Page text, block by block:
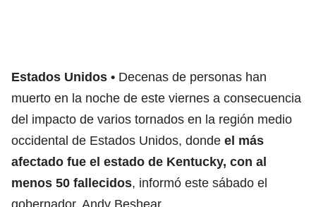
Estados Unidos
Decenas de personas han
muerto en la noche de este viernes a consecuencia
del impacto de varios tornados en la región medio
occidental de Estados Unidos, donde el más
afectado fue el estado de Kentucky, con al
menos 50 fallecidos, informó este sábado el
gobernador, Andy Beshear.